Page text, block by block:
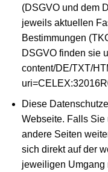
(DSGVO und dem
jeweils aktuellen
Bestimmungen
DSGVO finden sie
content/DE/TXT/
Diese
Webseite. Falls Sie
andere Seiten
sich direkt auf der
jeweiligen Umgang